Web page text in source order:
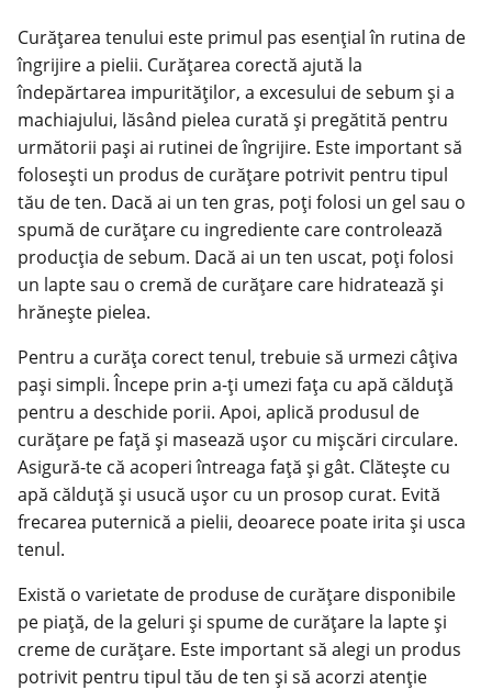
Curățarea tenului este primul pas esențial în rutina de
îngrijire a pielii. Curățarea corectă ajută la
îndepărtarea impurităților, a excesului de sebum și a
machiajului, lăsând pielea curată și pregătită pentru
următorii pași ai rutinei de îngrijire. Este important să
folosești un produs de curățare potrivit pentru tipul
tău de ten. Dacă ai un ten gras, poți folosi un gel sau o
spumă de curățare cu ingrediente care controlează
producția de sebum. Dacă ai un ten uscat, poți folosi
un lapte sau o cremă de curățare care hidratează și
hrănește pielea.
Pentru a curăța corect tenul, trebuie să urmezi câțiva
pași simpli. Începe prin a-ți umezi fața cu apă călduță
pentru a deschide porii. Apoi, aplică produsul de
curățare pe față și masează ușor cu mișcări circulare.
Asigură-te că acoperi întreaga față și gât. Clătește cu
apă călduță și usucă ușor cu un prosop curat. Evită
frecarea puternică a pielii, deoarece poate irita și usca
tenul.
Există o varietate de produse de curățare disponibile
pe piață, de la geluri și spume de curățare la lapte și
creme de curățare. Este important să alegi un produs
potrivit pentru tipul tău de ten și să acorzi atenție